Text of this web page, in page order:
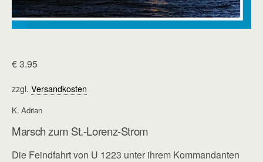
€3.95
zzgl. Versandkosten
K. Adrian
Marsch zum St.-Lorenz-Strom
Die Feindfahrt von U 1223 unter ihrem Kommandanten